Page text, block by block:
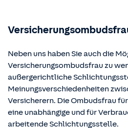
eingesehen und abgerufen werden.
Neben uns haben Sie auch die
Versicherungsombudsfrau zu
außergerichtliche
Meinungsverschiedenheiten
Versicherern. Die Ombudsfrau
eine unabhängige und für
arbeitende Schlichtungsstelle.